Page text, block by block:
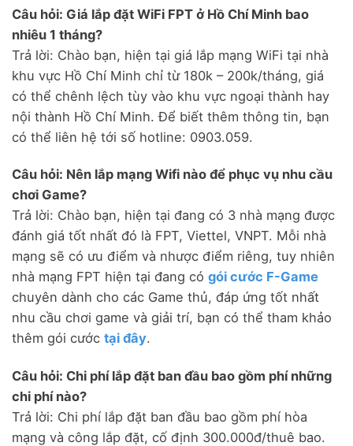
Câu hỏi: Giá lắp đặt WiFi FPT ở Hồ Chí Minh bao
nhiêu 1 tháng?
Trả lời: Chào bạn, hiện tại giá lắp mạng WiFi tại nhà
khu vực Hồ Chí Minh chỉ từ 180k – 200k/tháng, giá
có thể chênh lệch tùy vào khu vực ngoại thành hay
nội thành Hồ Chí Minh. Để biết thêm thông tin, bạn
có thể liên hệ tới số hotline: 0903.059.
Câu hỏi: Nên lắp mạng Wifi nào để phục vụ nhu cầu
chơi Game?
Trả lời: Chào bạn, hiện tại đang có 3 nhà mạng được
đánh giá tốt nhất đó là FPT, Viettel, VNPT. Mỗi nhà
mạng sẽ có ưu điểm và nhược điểm riêng, tuy nhiên
nhà mạng FPT hiện tại đang có gói cước F-Game
chuyên dành cho các Game thủ, đáp ứng tốt nhất
nhu cầu chơi game và giải trí, bạn có thể tham khảo
thêm gói cước tại đây.
Câu hỏi: Chi phí lắp đặt ban đầu bao gồm phí những
chi phí nào?
Trả lời: Chi phí lắp đặt ban đầu bao gồm phí hòa
mạng và công lắp đặt, cố định 300.000đ/thuê bao.